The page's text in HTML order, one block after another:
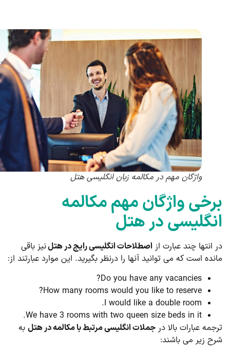
واژگان مهم در مکالمه زبان انگلیسی هتل
واژگان مهم مکالمه
در هتل
انتها چند عبارت ازاصطلاحات انگلیسی رایج در هتلنیز باقی
است که می توانید آنها را درنظر بگیرید. این موارد عبارتند از:
Do you have any vacancies?
How many rooms would you like to reserve?
I would like a double room.
We have 3 rooms with two queen size beds in it.
عبارات بالا در جملات انگلیسی مرتبط با مکالمه در هتلبه
زیر می باشند: